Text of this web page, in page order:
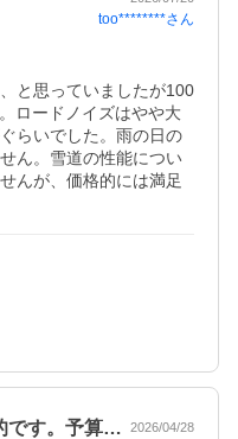
too********さん
と思っていましたが100
ロードノイズはやや大
らいでした。雨の日の
ん。雪道の性能につい
んが、価格的には満足
です。予算… 2026/04/28